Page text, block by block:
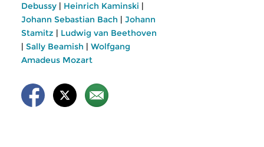
Debussy | Heinrich Kaminski |
Johann Sebastian Bach | Johann
Stamitz | Ludwig van Beethoven
| Sally Beamish | Wolfgang
Amadeus Mozart